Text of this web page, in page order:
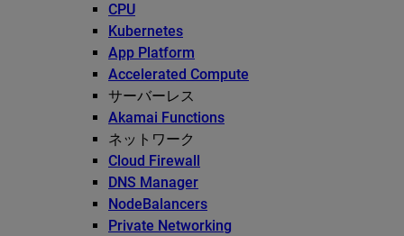
CPU
Kubernetes
App Platform
Accelerated Compute
サーバーレス
Akamai Functions
ネットワーク
Cloud Firewall
DNS Manager
NodeBalancers
Private Networking